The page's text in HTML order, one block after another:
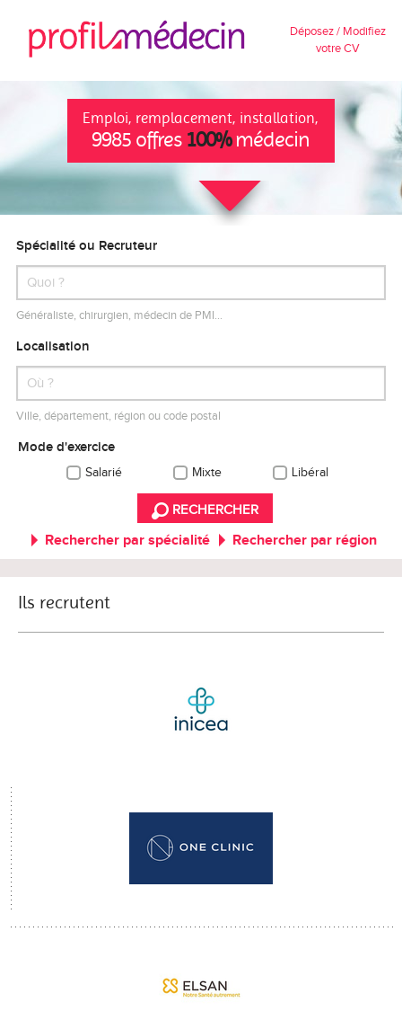
Déposez / Modifiez
votre CV
Emploi, remplacement, installation,
9985 offres 100%médecin
Spécialité ou Recruteur
Généraliste, chirurgien, médecin de PMI…
Localisation
Ville, département, région ou code postal
Mode d'exercice
Salarié Mixte Libéral
RECHERCHER
Rechercher par spécialité Rechercher par région
Ils recrutent